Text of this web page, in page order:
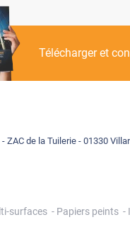
Télécharger et
ZAC de la Tuilerie - 01330
surfaces Papiers peints